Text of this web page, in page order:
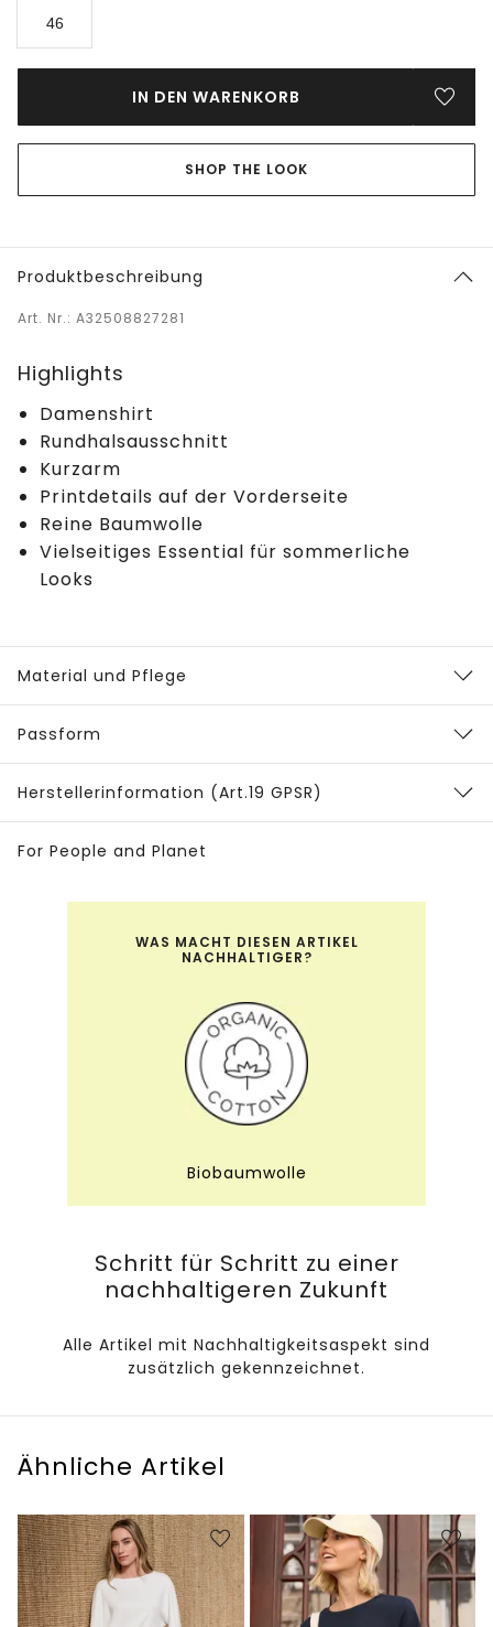
46
IN DEN WARENKORB
SHOP THE LOOK
Produktbeschreibung
Art. Nr.: A32508827281
Highlights
Damenshirt
Rundhalsausschnitt
Kurzarm
Printdetails auf der Vorderseite
Reine Baumwolle
Vielseitiges Essential für sommerliche
Looks
Material und Pflege
Passform
Herstellerinformation (Art.19 GPSR)
For People and Planet
WAS MACHT DIESEN ARTIKEL
NACHHALTIGER?
Biobaumwolle
Schritt für Schritt zu einer
nachhaltigeren Zukunft
Alle Artikel mit Nachhaltigkeitsaspekt sind
zusätzlich gekennzeichnet.
Ähnliche Artikel